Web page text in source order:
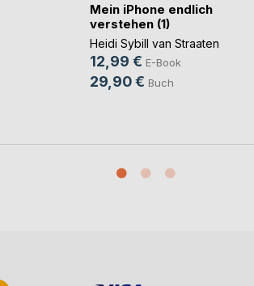
Mein iPhone endlich
verstehen (1)
Heidi Sybill van Straaten
12,99 € E-Book
29,90 € Buch